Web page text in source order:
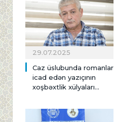
29.07.2025
Caz üslubunda romanlar
icad edən yazıçının
xoşbəxtlik xülyaları...